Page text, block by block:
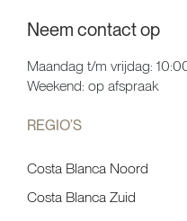
Neem contact op
Maandag t/m vrijdag:
Weekend: op afspraak
REGIO’S
Costa Blanca Noord
Costa Blanca Zuid